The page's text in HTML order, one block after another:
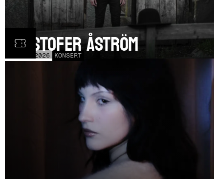
2026 KONSERT
Kristofer Åström